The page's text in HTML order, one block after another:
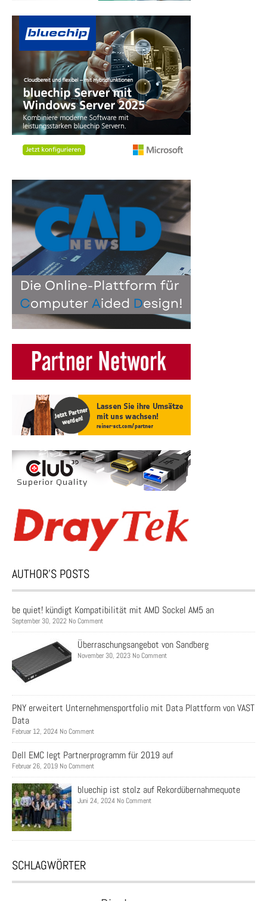
AUTHOR’S POSTS
be quiet! kündigt Kompatibilität mit AMD Sockel AM5 an
September 30, 2022 No Comment
Überraschungsangebot von Sandberg
November 30, 2023 No Comment
PNY erweitert Unternehmensportfolio mit Data Plattform von VAST
Data
Februar 12, 2024 No Comment
Dell EMC legt Partnerprogramm für 2019 auf
Februar 26, 2019 No Comment
bluechip ist stolz auf Rekordübernahmequote
Juni 24, 2024 No Comment
SCHLAGWÖRTER